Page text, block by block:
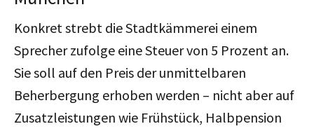
Konkret strebt die Stadtkämmerei einem
Sprecher zufolge eine Steuer von 5 Prozent an.
Sie soll auf den Preis der unmittelbaren
Beherbergung erhoben werden – nicht aber auf
Zusatzleistungen wie Frühstück, Halbpension